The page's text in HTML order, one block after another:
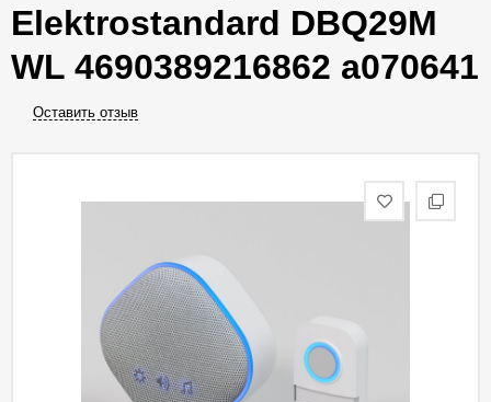
Elektrostandard DBQ29M
WL 4690389216862 a070641
Оставить отзыв